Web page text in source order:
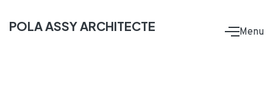
POLA ASSY ARCHITECTE Menu